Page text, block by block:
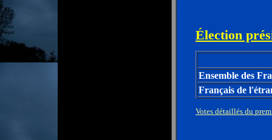
Élection
Ensemble des
Français de
Votes détaillés du